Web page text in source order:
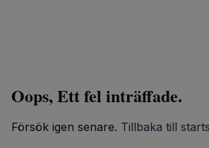
Oops, Ett fel inträffade.
Försök igen senare. Tillbaka till